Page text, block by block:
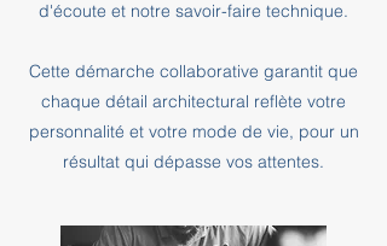
d'écoute et notre savoir-faire technique.
Cette démarche collaborative garantit que
chaque détail architectural reflète votre
personnalité et votre mode de vie, pour un
résultat qui dépasse vos attentes.